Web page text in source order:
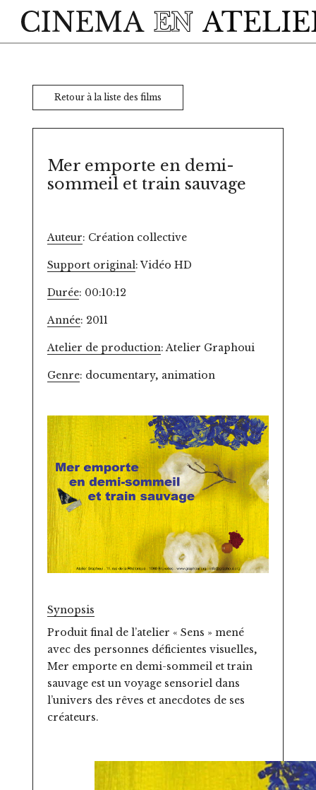
Retour à la liste des films
Mer emporte en demi-
sommeil et train sauvage
Auteur: Création collective
Support original: Vidéo HD
Durée: 00:10:12
Année: 2011
Atelier de production: Atelier Graphoui
Genre: documentary, animation
Synopsis
Produit final de l’atelier « Sens » mené
avec des personnes déficientes visuelles,
Mer emporte en demi-sommeil et train
sauvage est un voyage sensoriel dans
l’univers des rêves et anecdotes de ses
créateurs.